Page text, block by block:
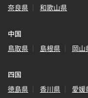
奈良県
和歌山県
中国
鳥取県
島根県 岡山
四国
徳島県
香川県 愛媛